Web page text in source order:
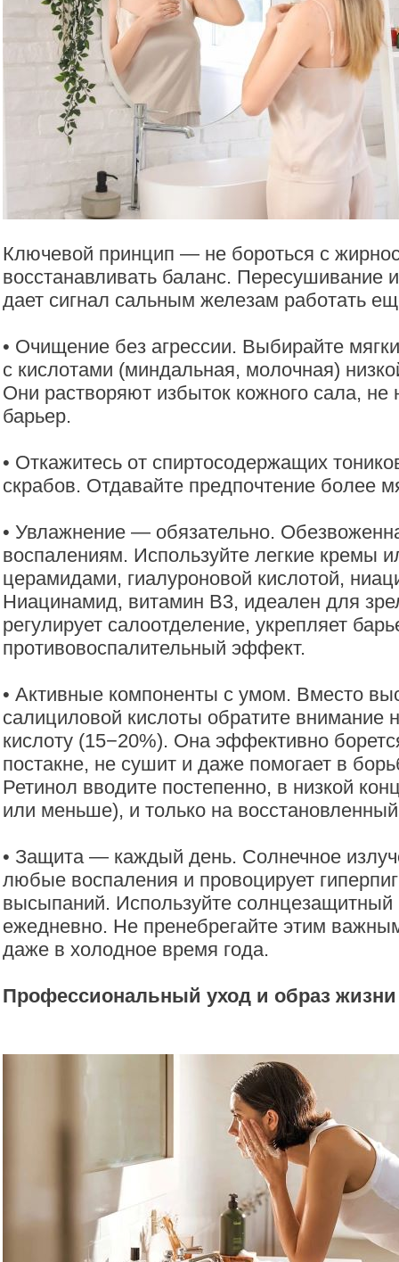
Ключевой принцип — не бороться с
восстанавливать баланс. Пересушивание
дает сигнал сальным железам работать
• Очищение без агрессии. Выбирайте
с кислотами (миндальная, молочная)
Они растворяют избыток кожного сала,
барьер.
• Откажитесь от спиртосодержащих
скрабов. Отдавайте предпочтение более
• Увлажнение — обязательно.
воспалениям. Используйте легкие кремы
церамидами, гиалуроновой кислотой,
Ниацинамид, витамин B3, идеален для
регулирует салоотделение, укрепляет
противовоспалительный эффект.
• Активные компоненты с умом. Вместо
салициловой кислоты обратите внимание
кислоту (15−20%). Она эффективно
постакне, не сушит и даже помогает в
Ретинол вводите постепенно, в низкой
или меньше), и только на
• Защита — каждый день. Солнечное
любые воспаления и провоцирует
высыпаний. Используйте солнцезащитный
ежедневно. Не пренебрегайте этим
даже в холодное время года.
Профессиональный уход и образ жизни